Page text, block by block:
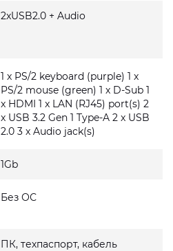
2xUSB2.0 + Audio
1 x PS/2 keyboard (purple) 1 x
PS/2 mouse (green) 1 x D-Sub 1
x HDMI 1 x LAN (RJ45) port(s) 2
x USB 3.2 Gen 1 Type-A 2 x USB
2.0 3 x Audio jack(s)
1Gb
Без ОС
ПК, техпаспорт, кабель